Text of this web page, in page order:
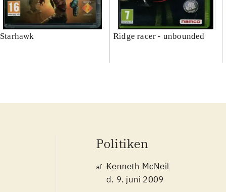
Starhawk Ridge racer - unbounded
Politiken
af Kenneth McNeil
d. 9. juni 2009